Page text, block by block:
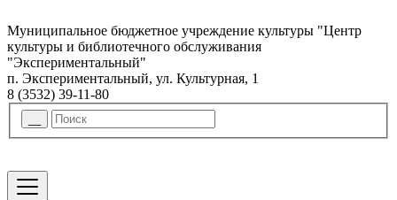
Муниципальное бюджетное учреждение культуры "Центр
культуры и библиотечного обслуживания
"Экспериментальный"
п. Экспериментальный, ул. Культурная, 1
8 (3532) 39-11-80